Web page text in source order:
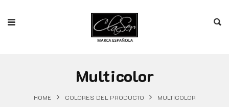
Multicolor
HOME COLORES DEL PRODUCTO MULTICOLOR